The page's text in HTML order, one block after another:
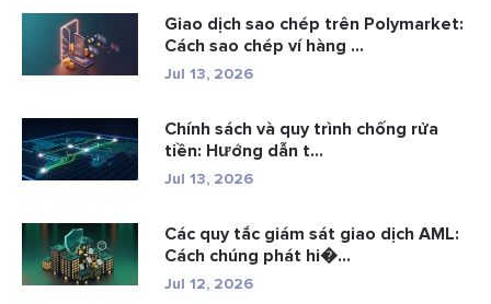
Giao dịch sao chép trên Polymarket:
Cách sao chép ví hàng ...
Jul 13, 2026
Chính sách và quy trình chống rửa
tiền: Hướng dẫn t...
Jul 13, 2026
Các quy tắc giám sát giao dịch AML:
Cách chúng phát hi�...
Jul 12, 2026